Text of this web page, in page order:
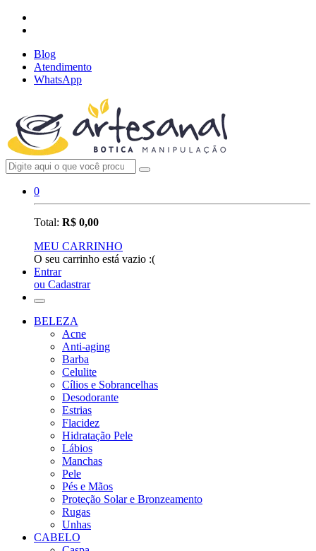
Blog
Atendimento
WhatsApp
0
Total: R$ 0,00
MEU CARRINHO
O seu carrinho está vazio :(
Entrar
ou Cadastrar
BELEZA
Acne
Anti-aging
Barba
Celulite
Cílios e Sobrancelhas
Desodorante
Estrias
Flacidez
Hidratação Pele
Lábios
Manchas
Pele
Pés e Mãos
Proteção Solar e Bronzeamento
Rugas
Unhas
CABELO